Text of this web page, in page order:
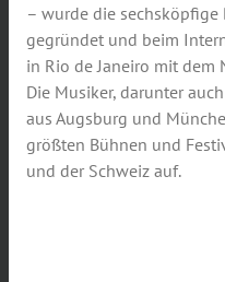
– wurde die sechsköpfige
gegründet und beim
in Rio de Janeiro mit dem
Die Musiker, darunter
aus Augsburg und
größten Bühnen und
und der Schweiz auf.